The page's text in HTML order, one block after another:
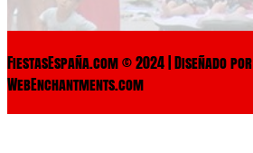
FiestasEspaña.com © 2024 | Diseñado por
WebEnchantments.com